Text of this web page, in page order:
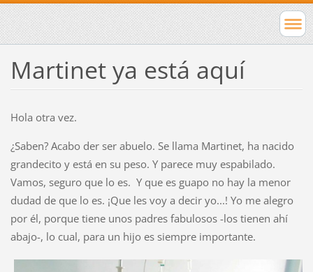
Martinet ya está aquí
Hola otra vez.
¿Saben? Acabo der ser abuelo. Se llama Martinet, ha nacido
grandecito y está en su peso. Y parece muy espabilado.
Vamos, seguro que lo es. Y que es guapo no hay la menor
dudad de que lo es. ¡Que les voy a decir yo...! Yo me alegro
por él, porque tiene unos padres fabulosos -los tienen ahí
abajo-, lo cual, para un hijo es siempre importante.